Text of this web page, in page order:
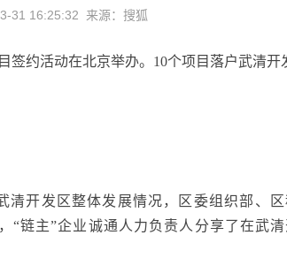
31 16:25:32 来源：搜狐
签约活动在北京举办。10个项目落户武清开
清开发区整体发展情况，区委组织部、区
“链主”企业诚通人力负责人分享了在武